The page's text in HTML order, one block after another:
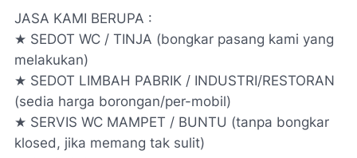
JASA KAMI BERUPA :
★ SEDOT WC / TINJA (bongkar pasang kami yang
melakukan)
★ SEDOT LIMBAH PABRIK / INDUSTRI/RESTORAN
(sedia harga borongan/per-mobil)
★ SERVIS WC MAMPET / BUNTU (tanpa bongkar
klosed, jika memang tak sulit)